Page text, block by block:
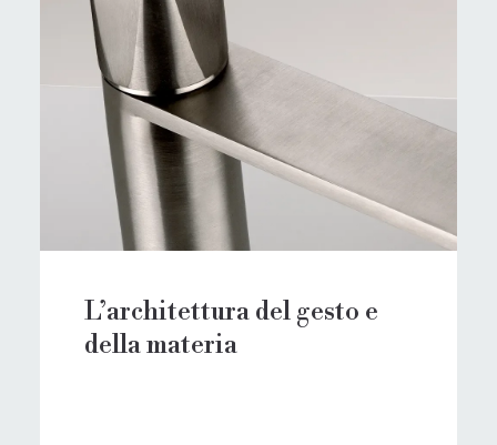
L’architettura del gesto e
della materia